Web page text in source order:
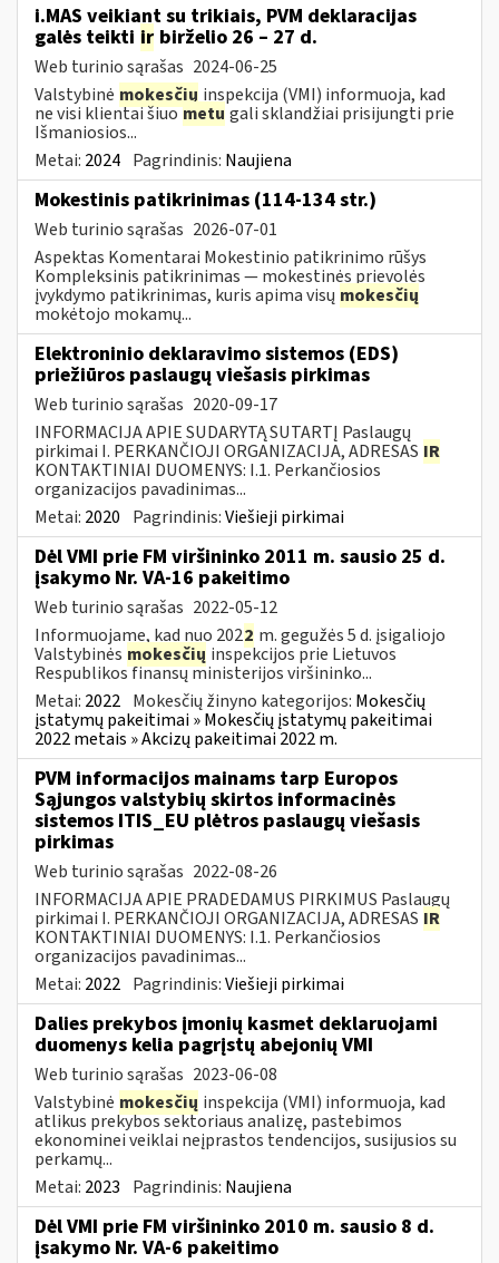
i.MAS veikiant su trikiais, PVM deklaracijas
galės teikti ir birželio 26 – 27 d.
Web turinio sąrašas 2024-06-25
Valstybinė mokesčių inspekcija (VMI) informuoja, kad
ne visi klientai šiuometu gali sklandžiai prisijungti prie
Išmaniosios...
Metai: 2024 Pagrindinis: Naujiena
Mokestinis patikrinimas (114-134 str.)
Web turinio sąrašas 2026-07-01
Aspektas Komentarai Mokestinio patikrinimo rūšys
Kompleksinis patikrinimas — mokestinės prievolės
įvykdymo patikrinimas, kuris apima visų mokesčių
mokėtojo mokamų...
Elektroninio deklaravimo sistemos (EDS)
priežiūros paslaugų viešasis pirkimas
Web turinio sąrašas 2020-09-17
INFORMACIJA APIE SUDARYTĄ SUTARTĮ Paslaugų
pirkimai I. PERKANČIOJI ORGANIZACIJA, ADRESAS IR
KONTAKTINIAI DUOMENYS: I.1. Perkančiosios
organizacijos pavadinimas...
Metai: 2020 Pagrindinis:Viešieji pirkimai
Dėl VMI prie FM viršininko 2011 m. sausio 25 d.
įsakymo Nr. VA-16 pakeitimo
Web turinio sąrašas 2022-05-12
Informuojame, kad nuo 2022 m. gegužės 5 d. įsigaliojo
Valstybinės mokesčių inspekcijos prie Lietuvos
Respublikos finansų ministerijos viršininko...
Metai: 2022 Mokesčių žinyno kategorijos: Mokesčių
įstatymų pakeitimai » Mokesčių įstatymų pakeitimai
2022 metais » Akcizų pakeitimai 2022 m.
PVM informacijos mainams tarp Europos
Sąjungos valstybių skirtos informacinės
sistemos ITIS_EU plėtros paslaugų viešasis
pirkimas
Web turinio sąrašas 2022-08-26
INFORMACIJA APIE PRADEDAMUS PIRKIMUS Paslaugų
pirkimai I. PERKANČIOJI ORGANIZACIJA, ADRESAS IR
KONTAKTINIAI DUOMENYS: I.1. Perkančiosios
organizacijos pavadinimas...
Metai: 2022 Pagrindinis:Viešieji pirkimai
Dalies prekybos įmonių kasmet deklaruojami
duomenys kelia pagrįstų abejonių VMI
Web turinio sąrašas 2023-06-08
Valstybinė mokesčių inspekcija (VMI) informuoja, kad
atlikus prekybos sektoriaus analizę, pastebimos
ekonominei veiklai neįprastos tendencijos, susijusios su
perkamų...
Metai: 2023 Pagrindinis: Naujiena
Dėl VMI prie FM viršininko 2010 m. sausio 8 d.
įsakymo Nr. VA-6 pakeitimo